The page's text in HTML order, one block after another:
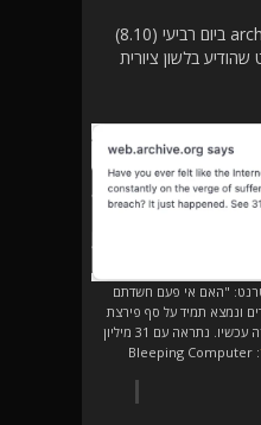
אנשים שהתגלצ'ו ל-archive.org ביום רביעי (8.10)
בלשון ציורית
"האם אי פעם חשדתם
ונמצא תמיד על סף פירצת
אבטחה קטסטרופלית? אז זה קרה עכשיו. נתראה עם 31 מיליון
: Bleeping Computer